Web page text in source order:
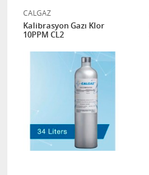
CALGAZ
Kalibrasyon Gazı Klor
10PPM CL2